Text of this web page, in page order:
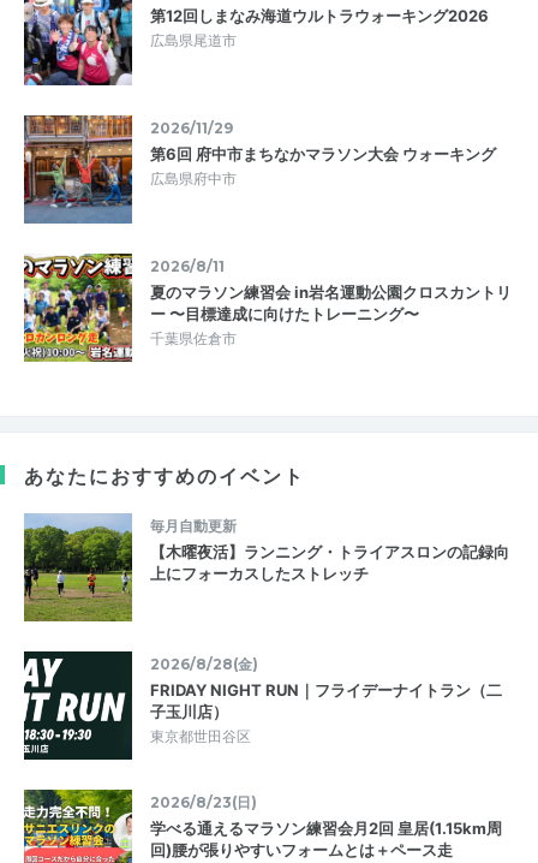
第12回しまなみ海道ウルトラウォーキング2026
広島県尾道市
2026/11/29
第6回 府中市まちなかマラソン大会 ウォーキング
広島県府中市
2026/8/11
夏のマラソン練習会 in岩名運動公園クロスカントリ
ー 〜目標達成に向けたトレーニング〜
千葉県佐倉市
あなたにおすすめのイベント
毎月自動更新
【木曜夜活】ランニング・トライアスロンの記録向
上にフォーカスしたストレッチ
2026/8/28(金)
FRIDAY NIGHT RUN｜フライデーナイトラン（二
子玉川店）
東京都世田谷区
2026/8/23(日)
学べる通えるマラソン練習会月2回 皇居(1.15km周
回)腰が張りやすいフォームとは＋ペース走